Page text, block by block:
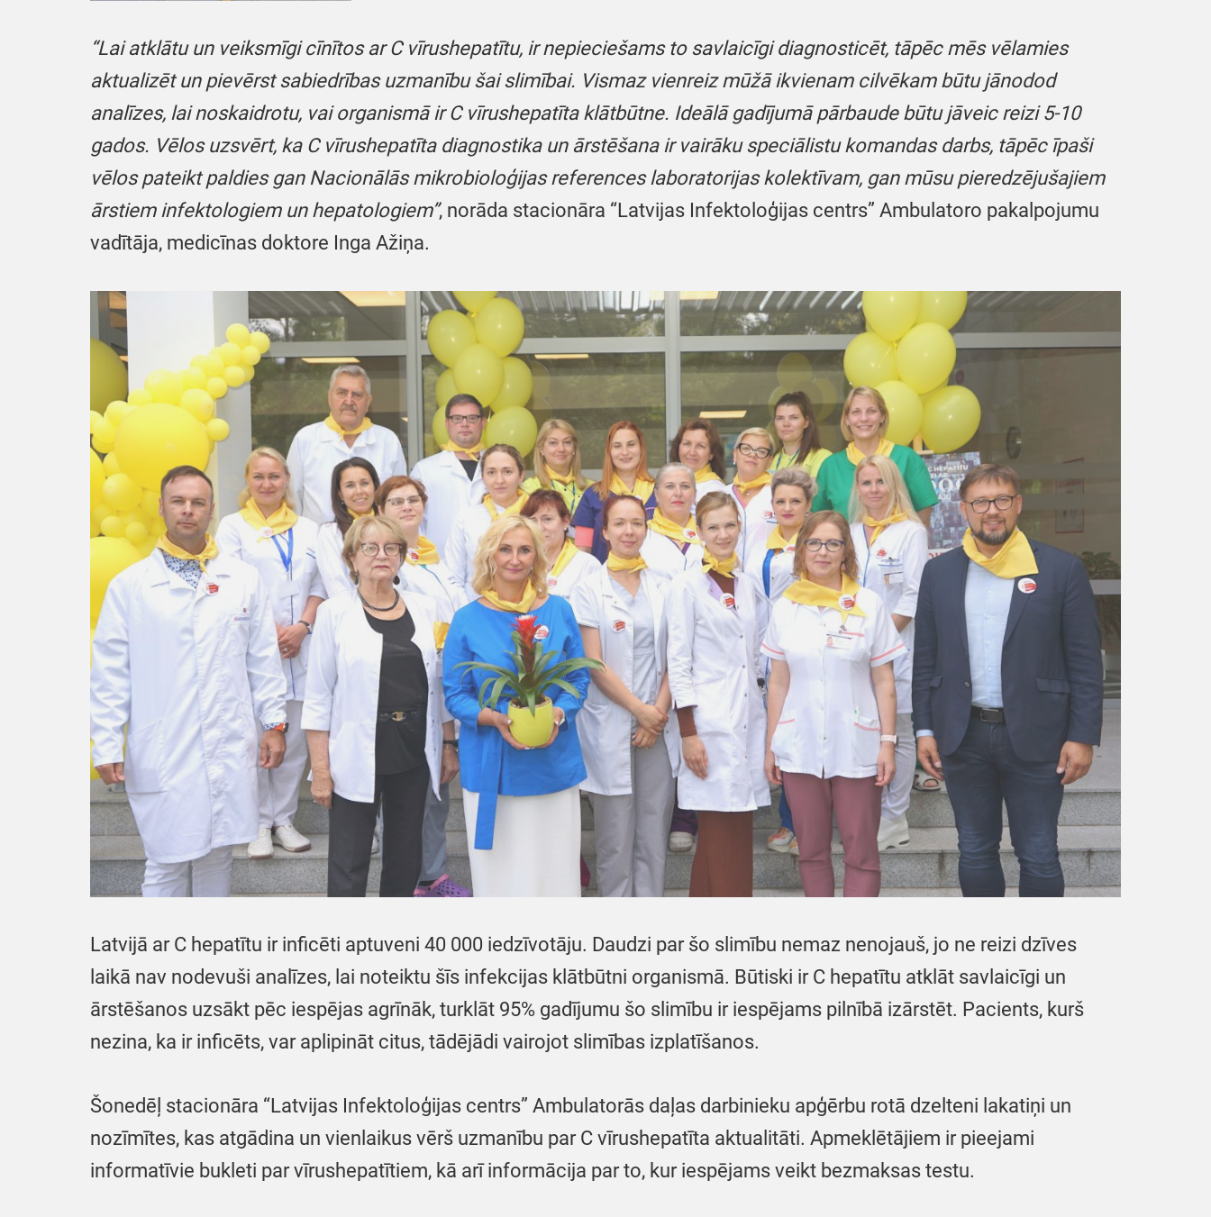
“Lai atklātu un veiksmīgi cīnītos ar C vīrushepatītu, ir nepieciešams to savlaicīgi diagnosticēt, tāpēc mēs vēlamies
aktualizēt un pievērst sabiedrības uzmanību šai slimībai. Vismaz vienreiz mūžā ikvienam cilvēkam būtu jānodod
analīzes, lai noskaidrotu, vai organismā ir C vīrushepatīta klātbūtne. Ideālā gadījumā pārbaude būtu jāveic reizi 5-10
gados. Vēlos uzsvērt, ka C vīrushepatīta diagnostika un ārstēšana ir vairāku speciālistu komandas darbs, tāpēc īpaši
vēlos pateikt paldies gan Nacionālās mikrobioloģijas references laboratorijas kolektīvam, gan mūsu pieredzējušajiem
ārstiem infektologiem un hepatologiem”, norāda stacionāra “Latvijas Infektoloģijas centrs” Ambulatoro pakalpojumu
vadītāja, medicīnas doktore Inga Ažiņa.
Latvijā ar C hepatītu ir inficēti aptuveni 40 000 iedzīvotāju. Daudzi par šo slimību nemaz nenojauš, jo ne reizi dzīves
laikā nav nodevuši analīzes, lai noteiktu šīs infekcijas klātbūtni organismā. Būtiski ir C hepatītu atklāt savlaicīgi un
ārstēšanos uzsākt pēc iespējas agrīnāk, turklāt 95% gadījumu šo slimību ir iespējams pilnībā izārstēt. Pacients, kurš
nezina, ka ir inficēts, var aplipināt citus, tādējādi vairojot slimības izplatīšanos.
Šonedēļ stacionāra “Latvijas Infektoloģijas centrs” Ambulatorās daļas darbinieku apģērbu rotā dzelteni lakatiņi un
nozīmītes, kas atgādina un vienlaikus vērš uzmanību par C vīrushepatīta aktualitāti. Apmeklētājiem ir pieejami
informatīvie bukleti par vīrushepatītiem, kā arī informācija par to, kur iespējams veikt bezmaksas testu.